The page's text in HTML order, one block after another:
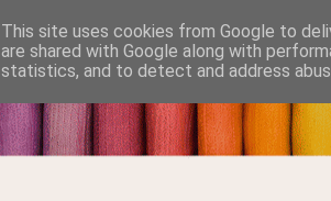
This site uses cookies from Google to
are shared with Google along with
statistics, and to detect and address